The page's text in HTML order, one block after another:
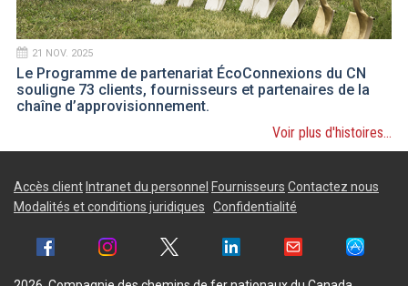
21 NOV. 2025
Le Programme de partenariat ÉcoConnexions du CN
souligne 73 clients, fournisseurs et partenaires de la
chaîne d’approvisionnement.
Voir plus d'histoires...
Accès client Intranet du personnel Fournisseurs Contactez nous
Modalités et conditions juridiques Confidentialité